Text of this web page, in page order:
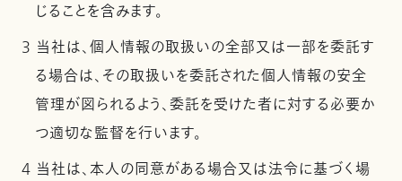
じることを含みます。
3 当社は、個人情報の取扱いの全部又は一部を委託す
る場合は、その取扱いを委託された個人情報の安全
管理が図られるよう、委託を受けた者に対する必要か
つ適切な監督を行います。
4 当社は、本人の同意がある場合又は法令に基づく場